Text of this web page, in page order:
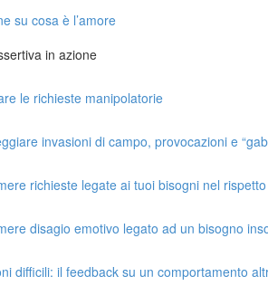
su cosa è l’amore
in azione
le richieste manipolatorie
invasioni di campo, provocazioni e
richieste legate ai tuoi bisogni nel rispetto
disagio emotivo legato ad un bisogno
difficili: il feedback su un comportamento